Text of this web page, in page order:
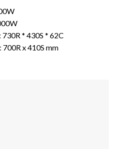
* 430S * 62C
x 410S mm